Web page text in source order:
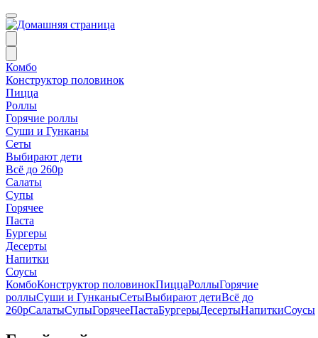
Комбо
Конструктор половинок
Пицца
Роллы
Горячие роллы
Суши и Гунканы
Сеты
Выбирают дети
Всё до 260р
Салаты
Супы
Горячее
Паста
Бургеры
Десерты
Напитки
Соусы
КомбоКонструктор половинокПиццаРоллыГорячие
роллыСуши и ГунканыСетыВыбирают детиВсё до
260рСалатыСупыГорячееПастаБургерыДесертыНапиткиСоусы